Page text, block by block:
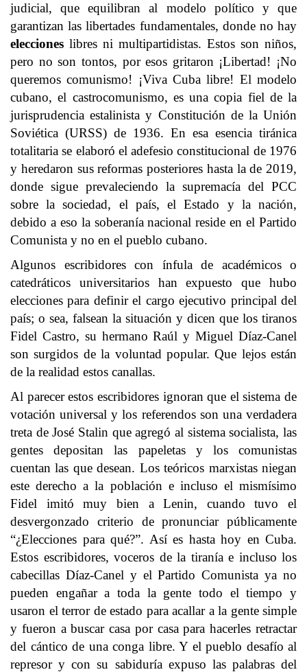
judicial, que equilibran al modelo político y que
garantizan las libertades fundamentales, donde no hay
elecciones libres ni multipartidistas. Estos son niños,
pero no son tontos, por esos gritaron ¡Libertad! ¡No
queremos comunismo! ¡Viva Cuba libre! El modelo
cubano, el castrocomunismo, es una copia fiel de la
jurisprudencia estalinista y Constitución de la Unión
Soviética (URSS) de 1936. En esa esencia tiránica
totalitaria se elaboró el adefesio constitucional de 1976
y heredaron sus reformas posteriores hasta la de 2019,
donde sigue prevaleciendo la supremacía del PCC
sobre la sociedad, el país, el Estado y la nación,
debido a eso la soberanía nacional reside en el Partido
Comunista y no en el pueblo cubano.
Algunos escribidores con ínfula de académicos o
catedráticos universitarios han expuesto que hubo
elecciones para definir el cargo ejecutivo principal del
país; o sea, falsean la situación y dicen que los tiranos
Fidel Castro, su hermano Raúl y Miguel Díaz-Canel
son surgidos de la voluntad popular. Que lejos están
de la realidad estos canallas.
Al parecer estos escribidores ignoran que el sistema de
votación universal y los referendos son una verdadera
treta de José Stalin que agregó al sistema socialista, las
gentes depositan las papeletas y los comunistas
cuentan las que desean. Los teóricos marxistas niegan
este derecho a la población e incluso el mismísimo
Fidel imitó muy bien a Lenin, cuando tuvo el
desvergonzado criterio de pronunciar públicamente
“¿Elecciones para qué?”. Así es hasta hoy en Cuba.
Estos escribidores, voceros de la tiranía e incluso los
cabecillas Díaz-Canel y el Partido Comunista ya no
pueden engañar a toda la gente todo el tiempo y
usaron el terror de estado para acallar a la gente simple
y fueron a buscar casa por casa para hacerles retractar
del cántico de una conga libre. Y el pueblo desafío al
represor y con su sabiduría expuso las palabras del